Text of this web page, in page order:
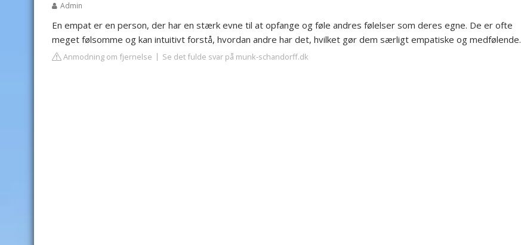
Admin
En empat er en person, der har en stærk evne til at opfange og føle andres følelser som deres egne. De er ofte
meget følsomme og kan intuitivt forstå, hvordan andre har det, hvilket gør dem særligt empatiske og medfølende.
Anmodning om fjernelse Se det fulde svar på munk-schandorff.dk